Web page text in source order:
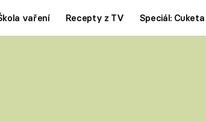
vaření Recepty z TV Speciál: Cuketa